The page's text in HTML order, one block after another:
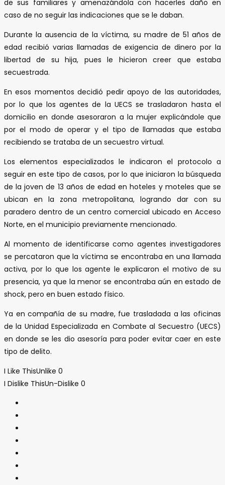
de sus familiares y amenazándola con hacerles daño en
caso de no seguir las indicaciones que se le daban.
Durante la ausencia de la víctima, su madre de 51 años de
edad recibió varias llamadas de exigencia de dinero por la
libertad de su hija, pues le hicieron creer que estaba
secuestrada.
En esos momentos decidió pedir apoyo de las autoridades,
por lo que los agentes de la UECS se trasladaron hasta el
domicilio en donde asesoraron a la mujer explicándole que
por el modo de operar y el tipo de llamadas que estaba
recibiendo se trataba de un secuestro virtual.
Los elementos especializados le indicaron el protocolo a
seguir en este tipo de casos, por lo que iniciaron la búsqueda
de la joven de 13 años de edad en hoteles y moteles que se
ubican en la zona metropolitana, logrando dar con su
paradero dentro de un centro comercial ubicado en Acceso
Norte, en el municipio previamente mencionado.
Al momento de identificarse como agentes investigadores
se percataron que la víctima se encontraba en una llamada
activa, por lo que los agente le explicaron el motivo de su
presencia, ya que la menor se encontraba aún en estado de
shock, pero en buen estado físico.
Ya en compañía de su madre, fue trasladada a las oficinas
de la Unidad Especializada en Combate al Secuestro (UECS)
en donde se les dio asesoría para poder evitar caer en este
tipo de delito.
I Like ThisUnlike 0
I Dislike ThisUn-Dislike 0